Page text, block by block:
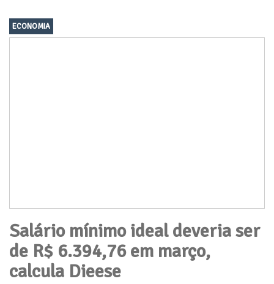
ECONOMIA
Salário mínimo ideal deveria ser
de R$ 6.394,76 em março,
calcula Dieese